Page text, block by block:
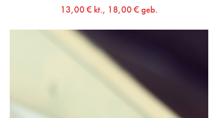
13,00 € kt., 18,00 € geb.